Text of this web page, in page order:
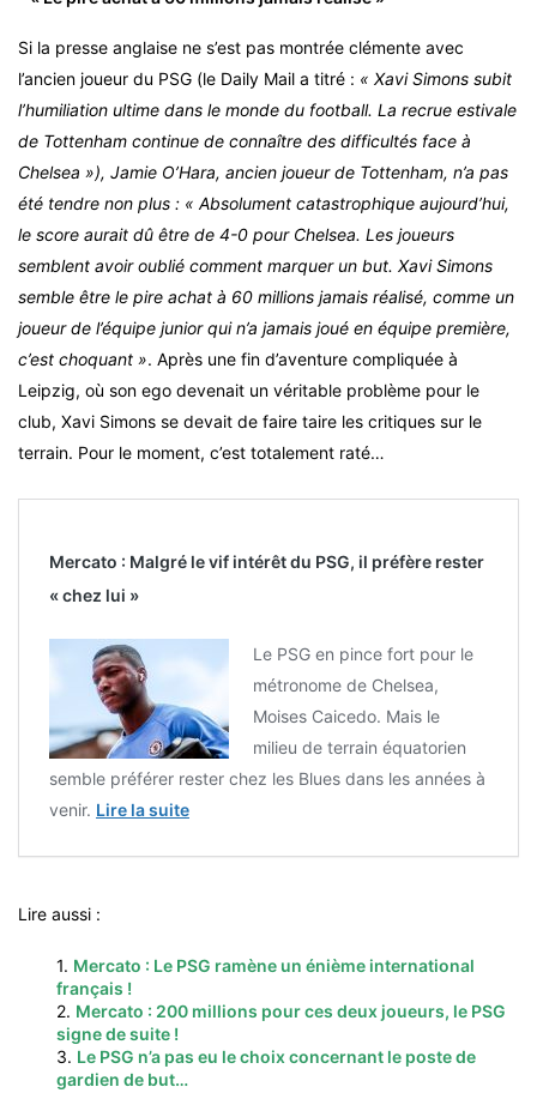
Si la presse anglaise ne s’est pas montrée clémente avec
l’ancien joueur du PSG (le Daily Mail a titré : « Xavi Simons subit
l’humiliation ultime dans le monde du football. La recrue estivale
de Tottenham continue de connaître des difficultés face à
Chelsea »), Jamie O’Hara, ancien joueur de Tottenham, n’a pas
été tendre non plus : « Absolument catastrophique aujourd’hui,
le score aurait dû être de 4-0 pour Chelsea. Les joueurs
semblent avoir oublié comment marquer un but. Xavi Simons
semble être le pire achat à 60 millions jamais réalisé, comme un
joueur de l’équipe junior qui n’a jamais joué en équipe première,
c’est choquant ». Après une fin d’aventure compliquée à
Leipzig, où son ego devenait un véritable problème pour le
club, Xavi Simons se devait de faire taire les critiques sur le
terrain. Pour le moment, c’est totalement raté…
Mercato : Malgré le vif intérêt du PSG, il préfère rester
« chez lui »
Le PSG en pince fort pour le
métronome de Chelsea,
Moises Caicedo. Mais le
milieu de terrain équatorien
semble préférer rester chez les Blues dans les années à
venir. Lire la suite
Lire aussi :
1. Mercato : Le PSG ramène un énième international
français !
2. Mercato : 200 millions pour ces deux joueurs, le PSG
signe de suite !
3. Le PSG n’a pas eu le choix concernant le poste de
gardien de but…